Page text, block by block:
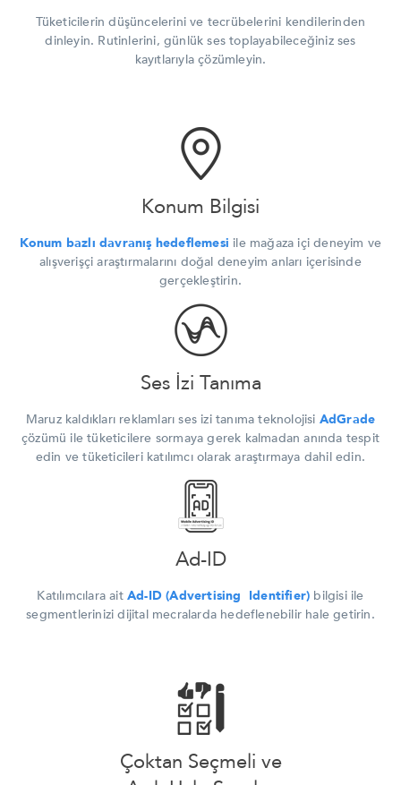
Tüketicilerin düşüncelerini ve tecrübelerini kendilerinden
dinleyin. Rutinlerini, günlük ses toplayabileceğiniz ses
kayıtlarıyla çözümleyin.
Konum Bilgisi
Konum bazlı davranış hedeflemesi ile mağaza içi deneyim ve
alışverişçi araştırmalarını doğal deneyim anları içerisinde
gerçekleştirin.
Ses İzi Tanıma
Maruz kaldıkları reklamları ses izi tanıma teknolojisi AdGrade
çözümü ile tüketicilere sormaya gerek kalmadan anında tespit
edin ve tüketicileri katılımcı olarak araştırmaya dahil edin.
Ad-ID
Katılımcılara ait Ad-ID (Advertising Identifier) bilgisi ile
segmentlerinizi dijital mecralarda hedeflenebilir hale getirin.
Çoktan Seçmeli ve